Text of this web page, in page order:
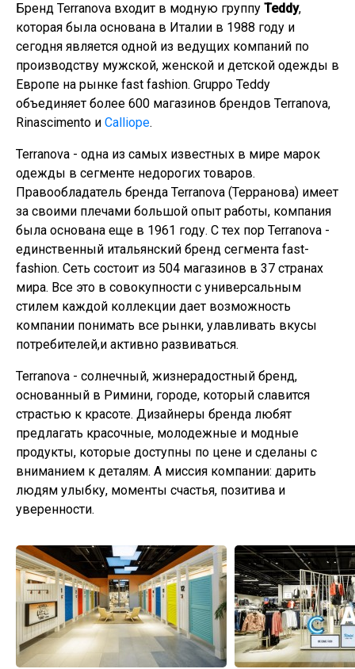
Бренд Terranova входит в модную группу Teddy,
которая была основана в Италии в 1988 году и
сегодня является одной из ведущих компаний по
производству мужской, женской и детской одежды в
Европе на рынке fast fashion. Gruppo Teddy
объединяет более 600 магазинов брендов Terranova,
Rinascimento и Calliope.
Terranova - одна из самых известных в мире марок
одежды в сегменте недорогих товаров.
Правообладатель бренда Terranova (Терранова) имеет
за своими плечами большой опыт работы, компания
была основана еще в 1961 году. С тех пор Terranova -
единственный итальянский бренд сегмента fast-
fashion. Сеть состоит из 504 магазинов в 37 странах
мира. Все это в совокупности с универсальным
стилем каждой коллекции дает возможность
компании понимать все рынки, улавливать вкусы
потребителей,и активно развиваться.
Terranova - солнечный, жизнерадостный бренд,
основанный в Римини, городе, который славится
страстью к красоте. Дизайнеры бренда любят
предлагать красочные, молодежные и модные
продукты, которые доступны по цене и сделаны с
вниманием к деталям. А миссия компании: дарить
людям улыбку, моменты счастья, позитива и
уверенности.